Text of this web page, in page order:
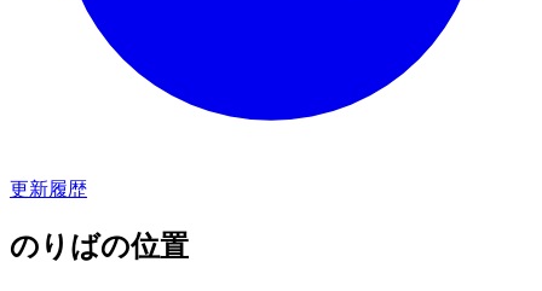
更新履歴
のりばの位置